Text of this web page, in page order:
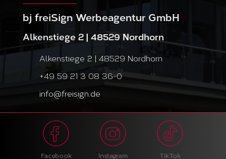
bj freiSign Werbeagentur GmbH
Alkenstiege 2 | 48529 Nordhorn
Alkenstiege 2 | 48529 Nordhorn
+49 59 21 3 08 36-0
info@freisign.de
Facebook Instagram TikTok